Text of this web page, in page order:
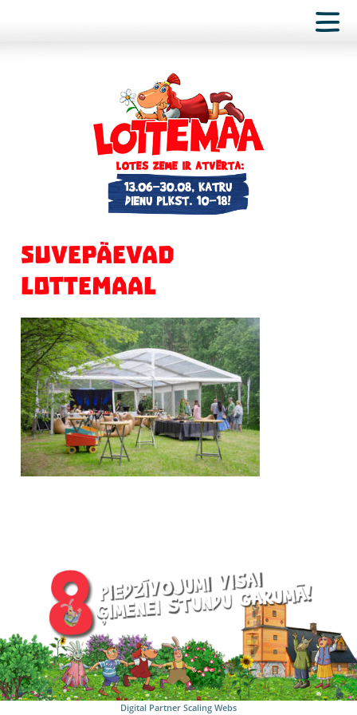
SUVEPÄEVAD
LOTTEMAAL
Digital Partner Scaling Webs